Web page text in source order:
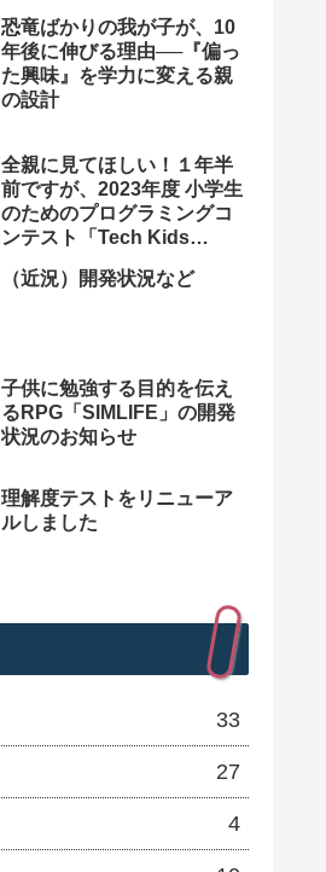
恐竜ばかりの我が子が、10
年後に伸びる理由──『偏っ
た興味』を学力に変える親
の設計
全親に見てほしい！１年半
前ですが、2023年度 小学生
のためのプログラミングコ
ンテスト「Tech Kids
勝プレゼン動画を紹介。プ
（近況）開発状況など
子供に勉強する目的を伝え
るRPG「SIMLIFE」の開発
状況のお知らせ
理解度テストをリニューア
ルしました
33
27
4